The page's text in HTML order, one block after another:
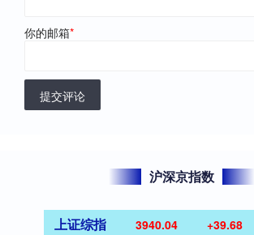
你的邮箱*
提交评论
沪深京指数
上证综指 3940.04 +39.68